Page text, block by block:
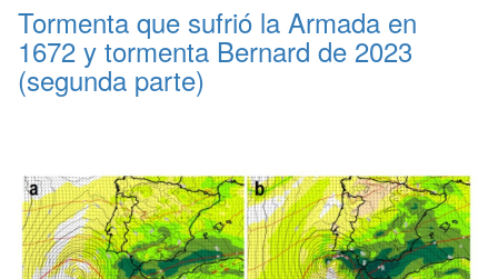
Tormenta que sufrió la Armada en
1672 y tormenta Bernard de 2023
(segunda parte)